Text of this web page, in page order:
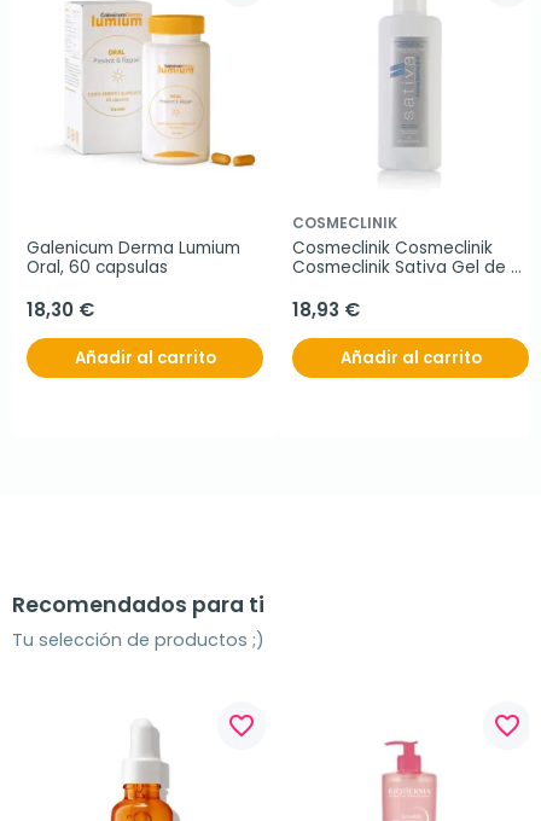
Galenicum Derma Lumium
Oral, 60 capsulas
18,30 €
Añadir al carrito
COSMECLINIK
Cosmeclinik Cosmeclinik
Cosmeclinik Sativa Gel de
18,93 €
Añadir al carrito
Recomendados para ti
Tu selección de productos ;)
favorite_border favorite_border